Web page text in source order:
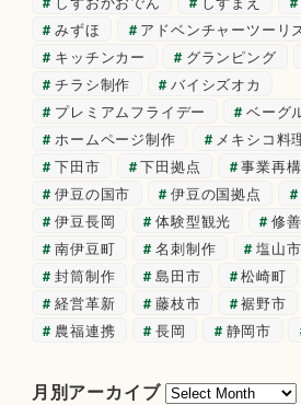
みずほ
アドベンチャーツーリ
キッチンカー
グランピング
チラシ制作
バイシズオカ
プレミアムフライデー
ベーグ
ホームページ制作
メキシコ料
下田市
下田拠点 事業再
伊豆の国市
伊豆の国拠点
伊豆長岡
体験型観光 修
南伊豆町
名刺制作 塩山市
封筒制作
島田市 松崎町
経営革新
藤枝市 裾野市
農福連携
長岡 静岡市
月別アーカイブ 月